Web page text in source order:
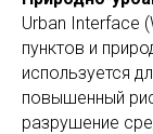
Urban Interface
пунктов и
используется
повышенный
разрушение